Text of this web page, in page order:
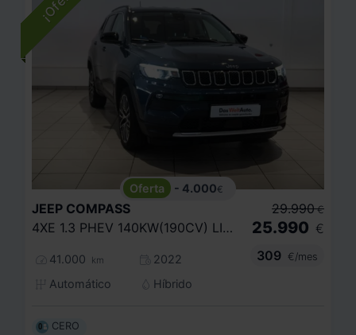
- 4.000€
JEEP COMPASS
4XE 1.3 PHEV 140KW(190CV) LIMITED AT AWD
41.000 km
2022
Automático
Híbrido
29.990 €
25.990 €
309
€/mes
CERO